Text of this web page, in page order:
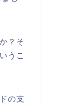
？そ
うこ
の支